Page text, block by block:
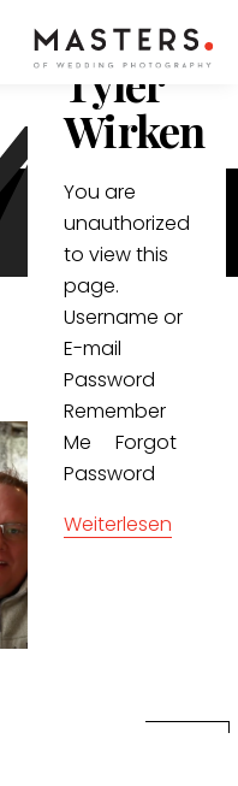
3/3 –
Tyler
Wirken
You are
unauthorized
to view this
page.
Username or
E-mail
Password
Remember
Me Forgot
Password
Weiterlesen